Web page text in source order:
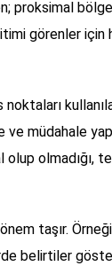
proksimal
görenler
müdahale
olmadığı,
taşır.
belirtiler